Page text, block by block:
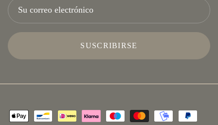
SUSCRIBIRSE